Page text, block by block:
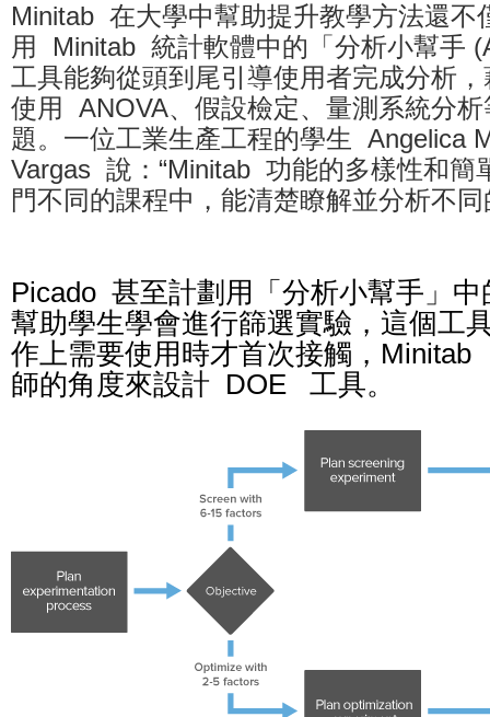
Minitab 在大學中幫助提升教學方法還
用 Minitab 統計軟體中的「分析小幫手
工具能夠從頭到尾引導使用者完成分析
使用 ANOVA、假設檢定、量測系統分
題。一位工業生產工程的學生 Angelica
Vargas 說：“Minitab 功能的多樣性和簡
門不同的課程中，能清楚瞭解並分析不
Picado 甚至計劃用「分析小幫手」
幫助學生學會進行篩選實驗，這個工
作上需要使用時才首次接觸，
師的角度來設計 DOE 工具。